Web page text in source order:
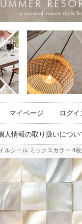
マイページ ログイ
人情報の取り扱いについ
ルシール ミックスカラー 4